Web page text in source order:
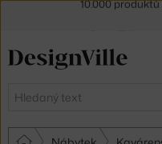
Hledat
30 dní